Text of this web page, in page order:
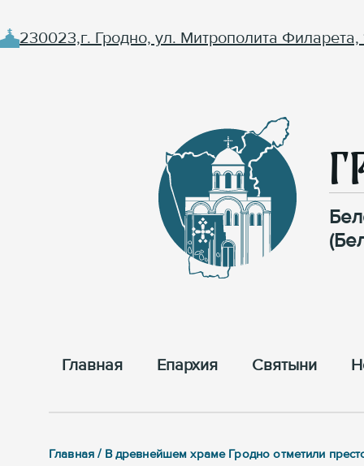
230023,г. Гродно, ул. Митрополита Филарета,
Главная Епархия Cвятыни
Главная / В древнейшем храме Гродно отметили